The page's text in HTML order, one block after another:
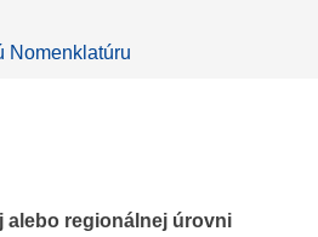
Nomenklatúru
alebo regionálnej úrovni